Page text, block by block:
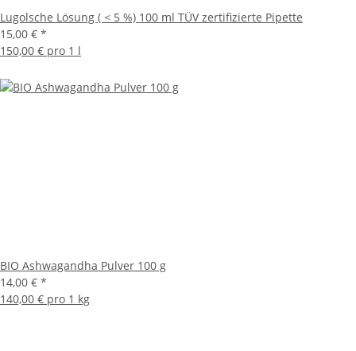
Lugolsche Lösung ( < 5 %) 100 ml TÜV zertifizierte Pipette
15,00 € *
150,00 € pro 1 l
BIO Ashwagandha Pulver 100 g
14,00 € *
140,00 € pro 1 kg